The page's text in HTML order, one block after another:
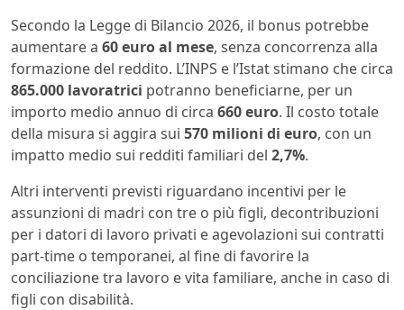
Secondo la Legge di Bilancio 2026, il bonus potrebbe
aumentare a 60 euro al mese, senza concorrenza alla
formazione del reddito. L’INPS e l’Istat stimano che circa
865.000 lavoratrici potranno beneficiarne, per un
importo medio annuo di circa 660 euro. Il costo totale
della misura si aggira sui 570 milioni di euro, con un
impatto medio sui redditi familiari del 2,7%.
Altri interventi previsti riguardano incentivi per le
assunzioni di madri con tre o più figli, decontribuzioni
per i datori di lavoro privati e agevolazioni sui contratti
part-time o temporanei, al fine di favorire la
conciliazione tra lavoro e vita familiare, anche in caso di
figli con disabilità.